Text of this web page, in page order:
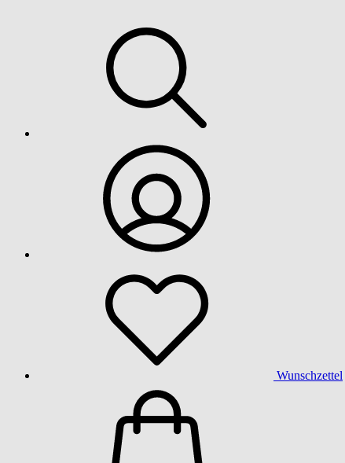
Wunschzettel